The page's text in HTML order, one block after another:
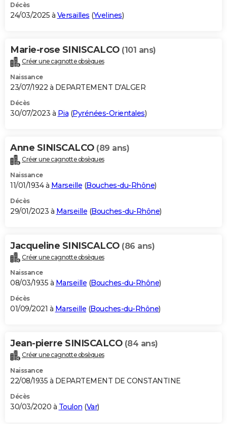
S'inscrire
Se connecter
Lycées
Collèges
Primaires
Universités
Entreprises
Service militaire
Avis de recherche
AVIS DE DÉCÈS
Bricolage
Lifestyle
Culture
Sport
Auto
Television
Voyage
Cinema
Décès
24/03/2025 à Versailles (Yvelines)
Marie-rose SINISCALCO (101 ans)
Créer une cagnotte obsèques
Naissance
23/07/1922 à DEPARTEMENT D'ALGER
Décès
30/07/2023 à Pia (Pyrénées-Orientales)
Anne SINISCALCO (89 ans)
Créer une cagnotte obsèques
Naissance
11/01/1934 à Marseille (Bouches-du-Rhône)
Décès
29/01/2023 à Marseille (Bouches-du-Rhône)
Jacqueline SINISCALCO (86 ans)
Créer une cagnotte obsèques
Naissance
08/03/1935 à Marseille (Bouches-du-Rhône)
Décès
01/09/2021 à Marseille (Bouches-du-Rhône)
Jean-pierre SINISCALCO (84 ans)
Créer une cagnotte obsèques
Naissance
22/08/1935 à DEPARTEMENT DE CONSTANTINE
Décès
30/03/2020 à Toulon (Var)